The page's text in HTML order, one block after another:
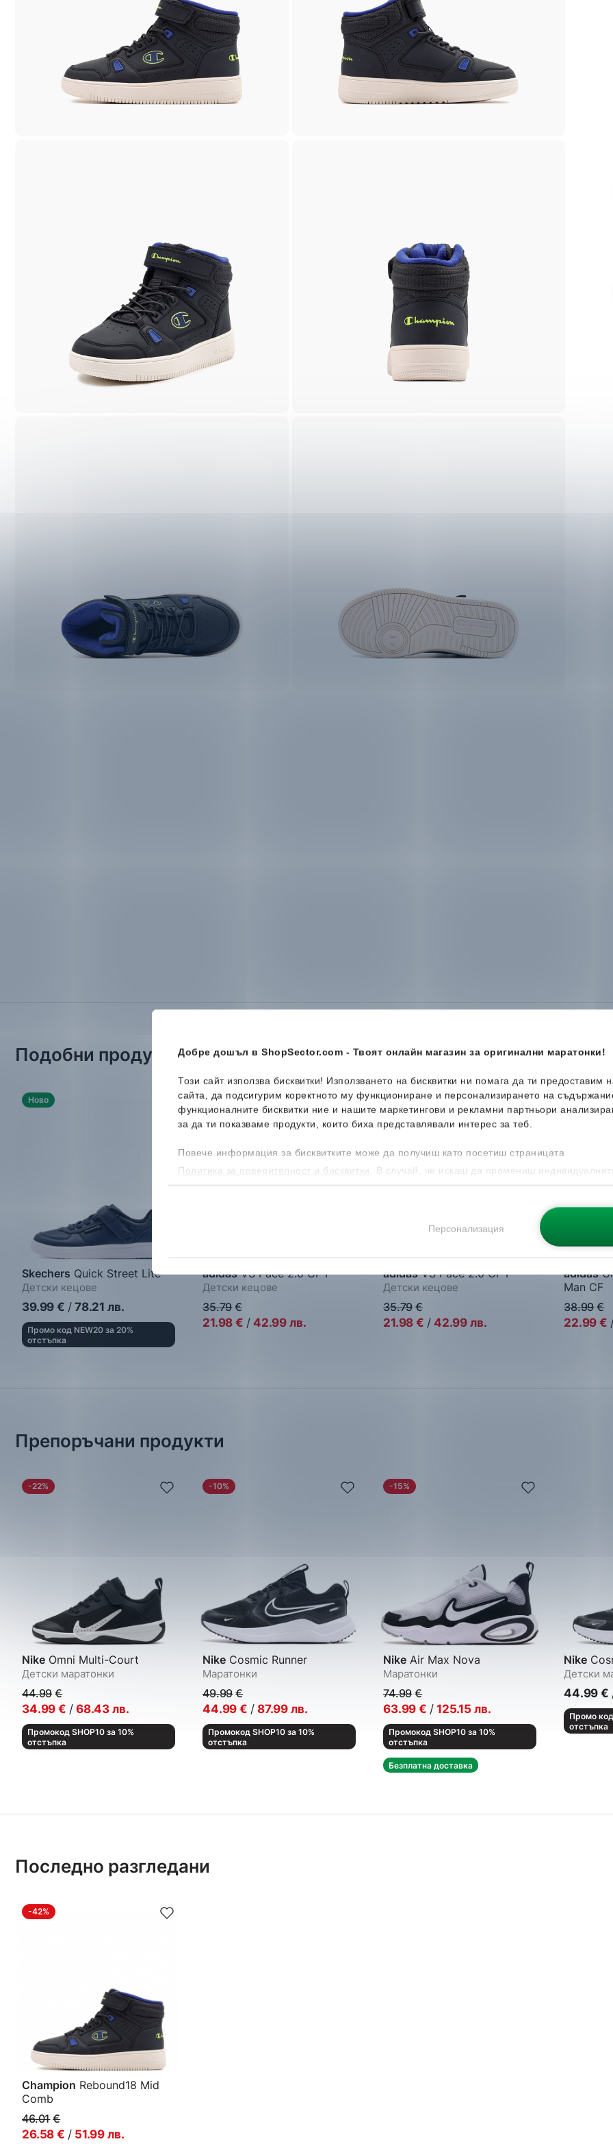
Добре дошъл в ShopSector.com - Твоят онлайн магазин за оригинални маратонки!
Този сайт използва бисквитки! Използването на бисквитки ни помага да ти предоставим
сайта, да подсигурим коректното му функциониране и персонализирането на
функционалните бисквитки ние и нашите маркетингови и рекламни партньори
за да ти показваме продукти, които биха представлявали интерес за теб.
Повече информация за бисквитките може да получиш като посетиш страницата
Политика за поверителност и бисквитки
. В случай, че искаш да промениш
бисквитките, можеш да го направиш от опцията за Персонализация.
Персонализация
Подобни продукти
Ново
Skechers Quick Street Lite
Детски кецове
39.99 € / 78.21 лв.
Промо код NEW20 за 20%
отстъпка
-39%
adidasVS Pace 2.0 CF I
Детски кецове
35.79 €
21.98 € / 42.99 лв.
-39%
adidasVS Pace 2.0 CF I
Детски кецове
35.79 €
21.98 € / 42.99 лв.
-41%
adidas
Man CF
Детски
38.99 €
22.99 €
Препоръчани продукти
-22%
Nike Omni Multi-Court
Детски маратонки
44.99 €
34.99 € / 68.43 лв.
Промокод SHOP10 за 10%
отстъпка
-10%
Nike Cosmic Runner
Маратонки
49.99 €
44.99 € / 87.99 лв.
Промокод SHOP10 за 10%
отстъпка
-15%
Nike Air Max Nova
Маратонки
74.99 €
63.99 € / 125.15 лв.
Промокод SHOP10 за 10%
отстъпка
Безплатна доставка
Nike
Детски
44.99 €
Промо
отстъпка
Последно разгледани
-42%
Champion Rebound18 Mid
Comb
Детски кецове
46.01 €
26.58 € / 51.99 лв.